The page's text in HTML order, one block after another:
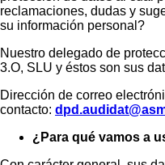
reclamaciones, dudas y
su información personal?
Nuestro delegado de
3.O, SLU y éstos son sus
Dirección de correo
contacto:
¿Para qué vamos a